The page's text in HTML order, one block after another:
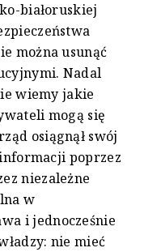
białoruskiej
można usunąć
Nadal
wiemy jakie
mogą się
osiągnął swój
poprzez
niezależne
w
i jednocześnie
nie mieć